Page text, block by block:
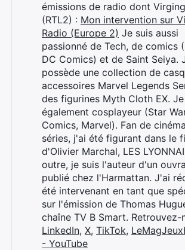
émissions de radio dont
(RTL2) : Mon intervention sur
Radio (Europe 2) Je suis aussi
passionné de Tech, de comics
DC Comics) et de Saint Seiya.
possède une collection de
accessoires Marvel Legends
des figurines Myth Cloth EX.
également cosplayeur (Star
Comics, Marvel). Fan de
séries, j'ai été figurant dans le
d'Olivier Marchal, LES
outre, je suis l'auteur d'un
publié chez l'Harmattan. J'ai
été intervenant en tant que
sur l'émission de Thomas
chaîne TV B Smart. Retrouvez-
LinkedIn, X, TikTok,
- YouTube